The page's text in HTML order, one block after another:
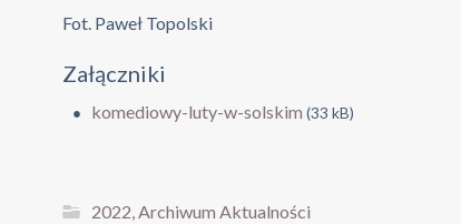
Fot. Paweł Topolski
Załączniki
komediowy-luty-w-solskim (33 kB)
2022,Archiwum Aktualności